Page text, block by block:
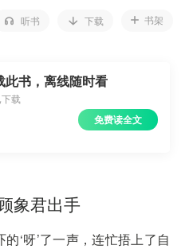
听书 下载 书架
此书，离线随时看
下载
免费读全文
象君出手
‘呀’了一声，连忙捂上了自